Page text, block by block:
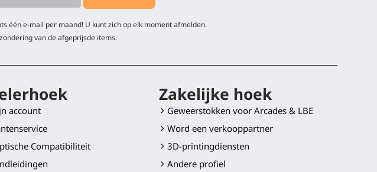
één e-mail per maand! U kunt zich op elk moment afmelden.
van de afgeprijsde items.
account
Compatibiliteit
Zakelijke hoek
Geweerstokken voor Arcades & LBE
Word een verkooppartner
3D-printingdiensten
Andere profiel